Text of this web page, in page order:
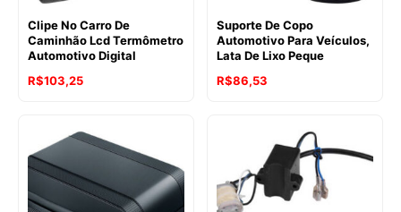
Clipe No Carro De
Caminhão Lcd Termômetro
Automotivo Digital
R$103,25
Suporte De Copo
Automotivo Para Veículos,
Lata De Lixo Peque
R$86,53